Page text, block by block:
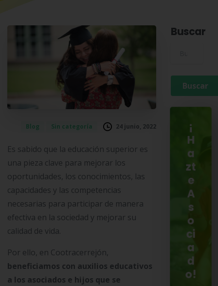
Blog Sin categoría 24 junio, 2022
Es sabido que la educación superior es
una pieza clave para mejorar los
oportunidades, los conocimientos, las
capacidades y las competencias
necesarias para participar de manera
efectiva en la sociedad y mejorar su
calidad de vida.
Por ello, en Cootracerrejón,
beneficiamos con auxilios educativos
a los asociados e hijos que se
Buscar
¡
H
a
zt
e
A
s
o
ci
a
d
o!